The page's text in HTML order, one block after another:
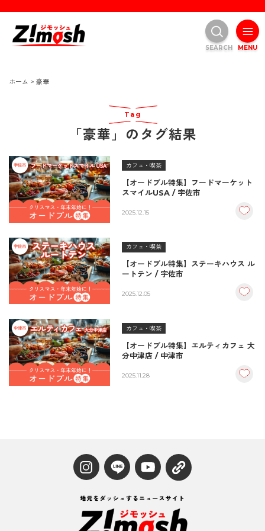
ホーム > 豪華
Tag
「豪華」のタグ結果
カフェ・喫茶
【オードブル特集】フードマーケット
スマイルUSA / 宇佐市
2025.12.15
カフェ・喫茶
【オードブル特集】ステーキハウス ル
ートテン / 宇佐市
2025.12.05
カフェ・喫茶
【オードブル特集】エルティカフェ 大
分中津店 / 中津市
2025.11.28
MENU
SEARCH